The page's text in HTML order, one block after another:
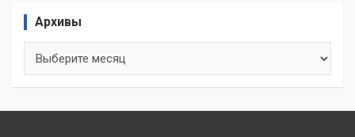
Архивы